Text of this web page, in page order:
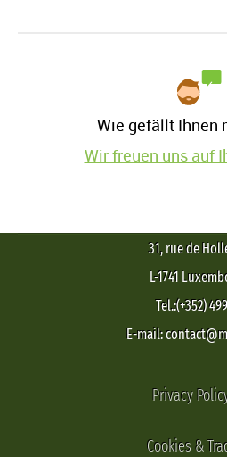
Wie gefällt Ihnen
Wir freuen uns auf
31, rue de
L-1741
Tel.:(+352)
E-mail:
Privacy
Cookies &